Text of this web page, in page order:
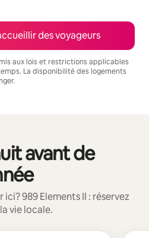
des voyageurs
aux lois et restrictions applicables
La disponibilité des logements
avant de
989 Elements II : réservez
vie locale.